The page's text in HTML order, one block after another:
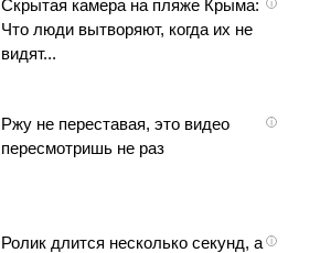
i
Скрытая камера на пляже Крыма:
Что люди вытворяют, когда их не
видят...
i
Ржу не переставая, это видео
пересмотришь не раз
i
Ролик длится несколько секунд, а